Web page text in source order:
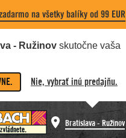
na všetky balíky od 99 EUR
- Ružinov skutočne vaša
Nie, vybrať inú predajňu.
Bratislava - Ružinov